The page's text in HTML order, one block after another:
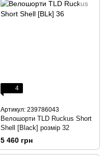
4
Артикул: 239786043
Велошорти TLD Ruckus Short
Shell [Black] розмір 32
5 460 грн